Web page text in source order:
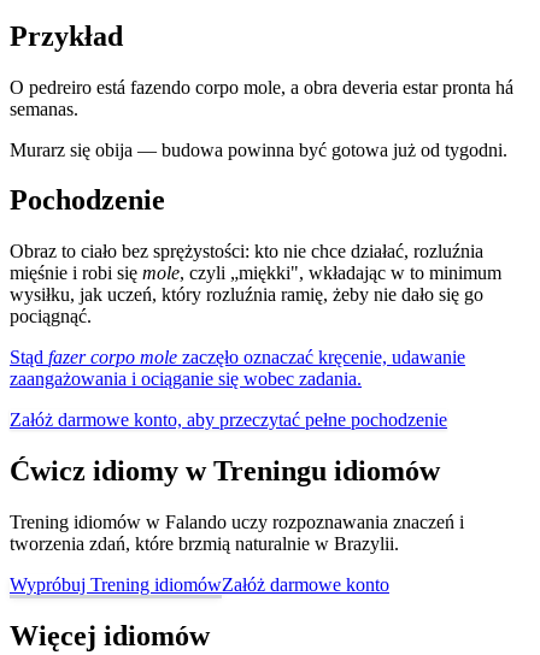
Przykład
O pedreiro está fazendo corpo mole, a obra deveria estar pronta há
semanas.
Murarz się obija — budowa powinna być gotowa już od tygodni.
Pochodzenie
Obraz to ciało bez sprężystości: kto nie chce działać, rozluźnia
mięśnie i robi się mole, czyli „miękki", wkładając w to minimum
wysiłku, jak uczeń, który rozluźnia ramię, żeby nie dało się go
pociągnąć.
Stąd fazer corpo mole zaczęło oznaczać kręcenie, udawanie
zaangażowania i ociąganie się wobec zadania.
Załóż darmowe konto, aby przeczytać pełne pochodzenie
Ćwicz idiomy w Treningu idiomów
Trening idiomów w Falando uczy rozpoznawania znaczeń i
tworzenia zdań, które brzmią naturalnie w Brazylii.
Wypróbuj Trening idiomówZałóż darmowe konto
Więcej idiomów